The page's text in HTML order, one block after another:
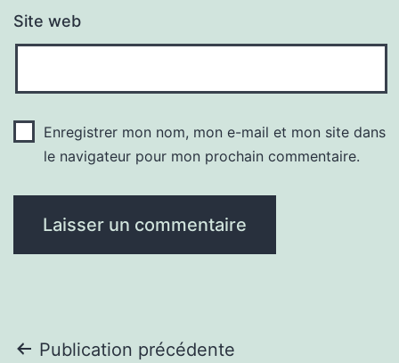
Site web
Enregistrer mon nom, mon e-mail et mon site dans
le navigateur pour mon prochain commentaire.
Navigation
Publication précédente